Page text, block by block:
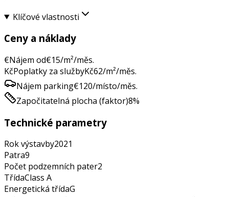
Klíčové vlastnosti
Ceny a náklady
€Nájem od€15/m²/měs.
KčPoplatky za službyKč62/m²/měs.
Nájem parking€120/místo/měs.
Započitatelná plocha (faktor)8%
Technické parametry
Rok výstavby2021
Patra9
Počet podzemních pater2
TřídaClass A
Energetická třídaG